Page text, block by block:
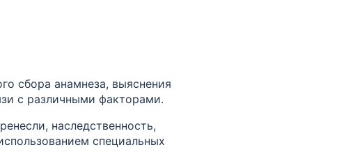
сбора анамнеза, выяснения
с различными факторами.
наследственность,
специальных